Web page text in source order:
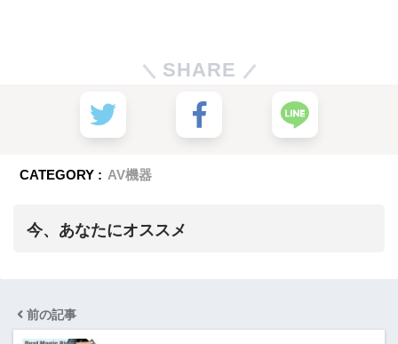
SHARE
CATEGORY : AV機器
今、あなたにオススメ
前の記事